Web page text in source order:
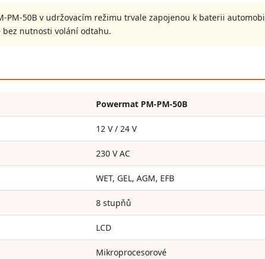
PM-50B v udržovacím režimu trvale zapojenou k baterii
nutnosti volání odtahu.
Powermat PM-PM-50B
12 V / 24 V
230 V AC
WET, GEL, AGM, EFB
8 stupňů
LCD
Mikroprocesorové